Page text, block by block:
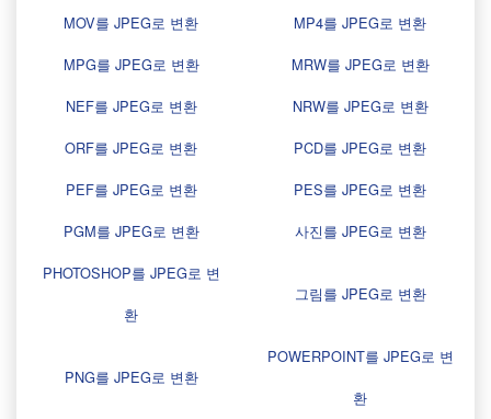
MOV를 JPEG로 변환
MP4를 JPEG로 변환
MPG를 JPEG로 변환
MRW를 JPEG로 변환
NEF를 JPEG로 변환
NRW를 JPEG로 변환
ORF를 JPEG로 변환
PCD를 JPEG로 변환
PEF를 JPEG로 변환
PES를 JPEG로 변환
PGM를 JPEG로 변환
사진를 JPEG로 변환
PHOTOSHOP를 JPEG로 변
환
그림를 JPEG로 변환
PNG를 JPEG로 변환
POWERPOINT를 JPEG로 변
환